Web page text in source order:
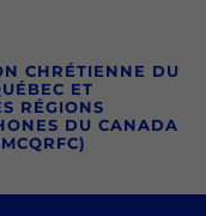
CHRÉTIENNE DU
ET
RÉGIONS
DU CANADA